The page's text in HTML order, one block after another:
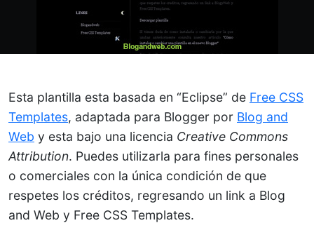
Esta plantilla esta basada en “Eclipse” de Free CSS
Templates, adaptada para Blogger por Blog and
Web y esta bajo una licencia Creative Commons
Attribution. Puedes utilizarla para fines personales
o comerciales con la única condición de que
respetes los créditos, regresando un link a Blog
and Web y Free CSS Templates.